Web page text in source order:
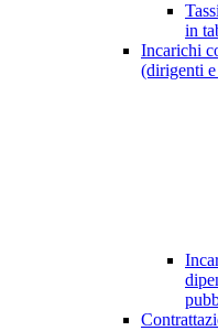
in
Incarichi
(dirigenti